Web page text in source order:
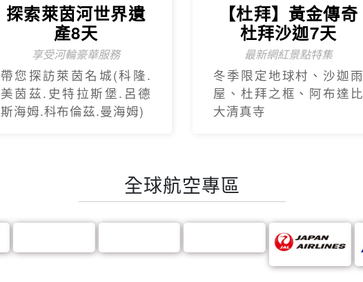
探索萊茵河世界遺
產8天
享受河輪豪華服務
帶您探訪萊茵名城(科隆.
美茵茲.史特拉斯堡.呂德
斯海姆.科布倫茲.曼海姆)
【杜拜】黃金傳奇
杜拜沙迦7天
最新網紅景點特集
冬季限定地球村、沙迦⾬
屋、杜拜之框、阿布達比
大清真寺
全球航空專區